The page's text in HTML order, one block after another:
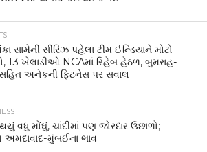
સામેની સીરિઝ પહેલા ટીમ ઈન્ડિયાને મોટો
13 ખેલાડીઓ NCAમાં રિહેબ હેઠળ, બુમરાહ-
અનેકની ફિટનેસ પર સવાલ
વધુ મોંઘું, ચાંદીમાં પણ જોરદાર ઉછાળો;
અમદાવાદ-મુંબઈના ભાવ